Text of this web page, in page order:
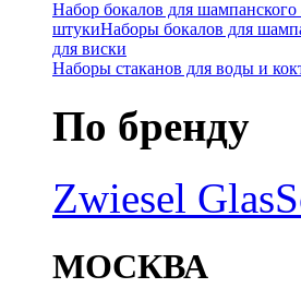
Набор бокалов для
штукиНаборы бокалов для
для виски
Наборы стаканов для воды и
По бренду
Zwiesel Glas
МОСКВА